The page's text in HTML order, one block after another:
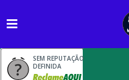
SEM REPUTAÇÃO
DEFINIDA